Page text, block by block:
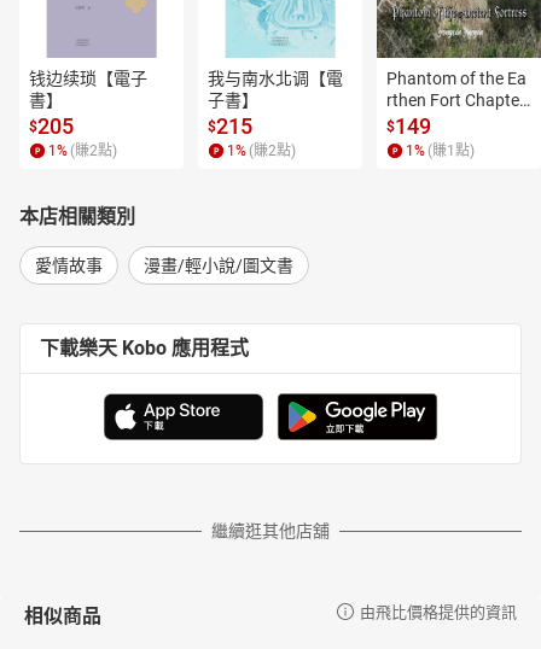
钱边续琐【電子
書】
$205
1 % (賺2點)
我与南水北调【電
子書】
$215
1 % (賺2點)
Phantom of the Ea
rthen Fort Chapter
4【有聲書】
$149
1 % (賺1 點)
本店相關類別
愛情故事 漫畫/輕小說/圖文書
下載樂天 Kobo 應用程式
繼續逛其他店舖
相似商品 由飛比價格提供的資訊